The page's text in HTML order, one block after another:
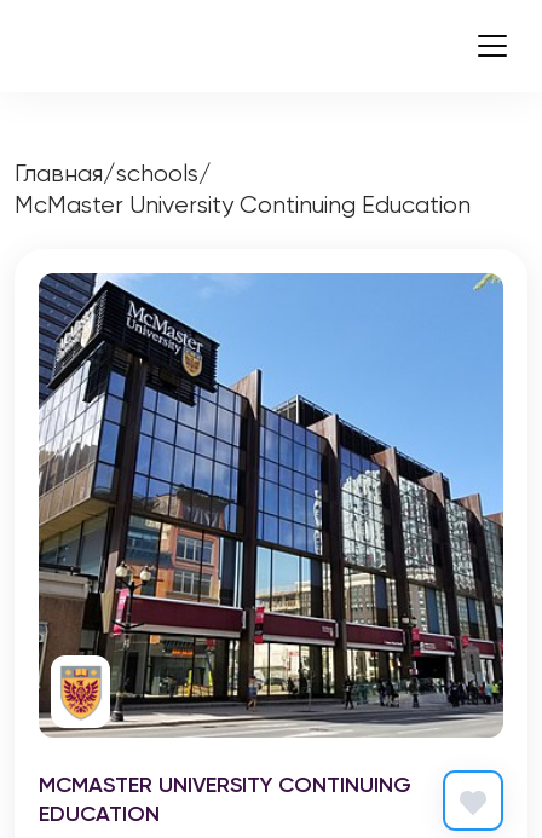
Главная/schools/
McMaster University Continuing Education
MCMASTER UNIVERSITY CONTINUING
EDUCATION